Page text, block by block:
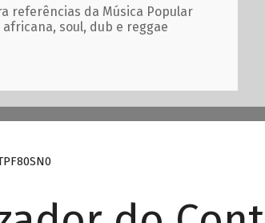
referências da Música Popular
africana, soul, dub e reggae